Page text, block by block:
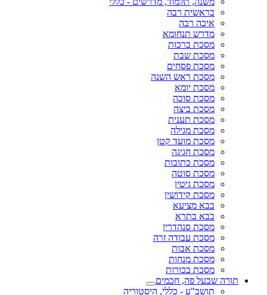
בראשית רבה
איכה רבה
מדרש תנחומא
מסכת ברכות
מסכת שבת
מסכת פסחים
מסכת ראש השנה
מסכת יומא
מסכת סוכה
מסכת ביצה
מסכת תענית
מסכת מגילה
מסכת מועד קטן
מסכת חגיגה
מסכת כתובות
מסכת סוטה
מסכת גיטין
מסכת קידושין
בבא מציעא
בבא בתרא
מסכת סנהדרין
מסכת עבודה זרה
מסכת אבות
מסכת מנחות
מסכת בכורות
תורה שבעל פה, חכמים
תושב"ע - כללי, היסטוריה